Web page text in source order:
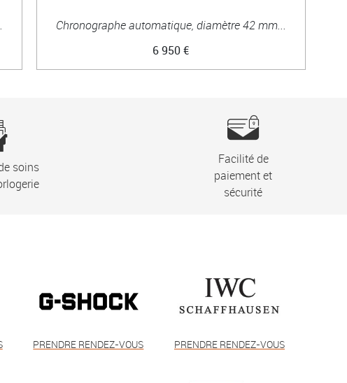
Chronographe automatique, diamètre 42 mm...
6 950 €
soins
Facilité de
paiement et
sécurité
PRENDRE RENDEZ-VOUS PRENDRE RENDEZ-VOUS